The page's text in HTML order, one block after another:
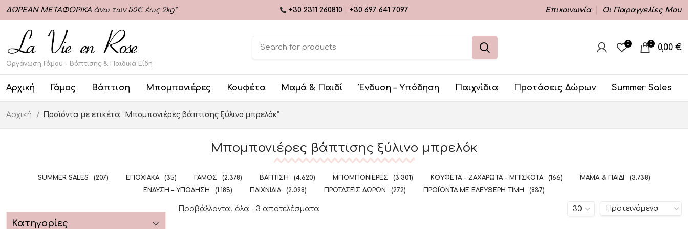
ΔΩΡΕΑΝ ΜΕΤΑΦΟΡΙΚΑ άνω των 50€ έως 2kg* +30 2311 260810 +30 697 641 7097 Επικοινωνία Οι Παραγγελίες Μου
Οργάνωση Γάμου - Βάπτισης & Παιδικά Είδη
0 0 0,00 €
Αρχική Γάμος Βάπτιση Μπομπονιέρες Κουφέτα Μαμά & Παιδί Ένδυση – Υπόδηση Παιχνίδια Προτάσεις Δώρων Summer Sales
Αρχική Προϊόντα με ετικέτα “Μπομπονιέρες βάπτισης ξύλινο μπρελόκ”
Μπομπονιέρες βάπτισης ξύλινο μπρελόκ
SUMMER SALES (207) ΕΠΟΧΙΑΚΆ (35) ΓΆΜΟΣ (2.378) ΒΆΠΤΙΣΗ (4.620) ΜΠΟΜΠΟΝΙΈΡΕΣ (3.301) ΚΟΥΦΈΤΑ – ΖΑΧΑΡΩΤΆ – ΜΠΙΣΚΌΤΑ (166) ΜΑΜΆ & ΠΑΙΔΊ
(3.738)
ΈΝΔΥΣΗ – ΥΠΌΔΗΣΗ
(1.185) ΠΑΙΧΝΊΔΙΑ (2.098) ΠΡΟΤΆΣΕΙΣ ΔΏΡΩΝ (272) ΠΡΟΪΌΝΤΑ ΜΕ ΕΛΕΎΘΕΡΗ ΤΙΜΉ (837)
Κατηγορίες
Προβάλλονται όλα - 3 αποτελέσματα